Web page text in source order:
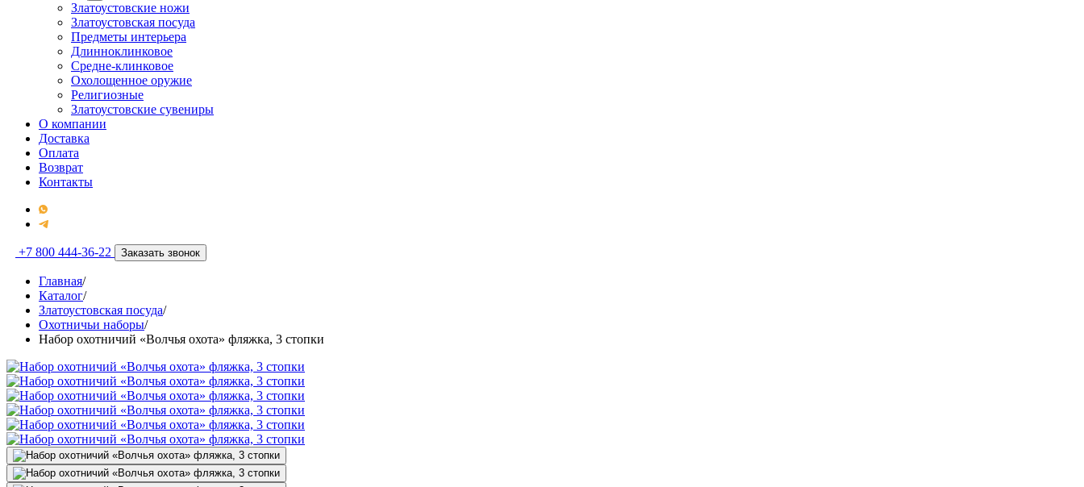
Златоустовские ножи
Златоустовская посуда
Предметы интерьера
Длинноклинковое
Средне-клинковое
Охолощенное оружие
Религиозные
Златоустовские сувениры
О компании
Доставка
Оплата
Возврат
Контакты
+7 800 444-36-22 Заказать звонок
Главная/
Каталог/
Златоустовская посуда/
Охотничьи наборы/
Набор охотничий «Волчья охота» фляжка, 3 стопки